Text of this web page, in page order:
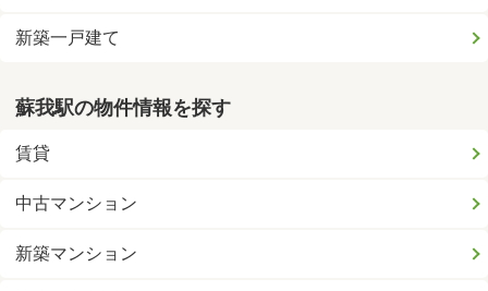
新築一戸建て
蘇我駅の物件情報を探す
賃貸
中古マンション
新築マンション